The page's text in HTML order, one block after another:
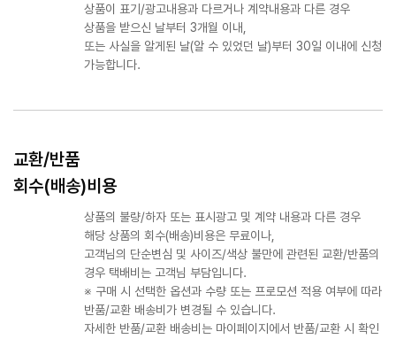
상품이 표기/광고내용과 다르거나 계약내용과 다른 경우
상품을 받으신 날부터 3개월 이내,
또는 사실을 알게된 날(알 수 있었던 날)부터 30일 이내에 신청
가능합니다.
교환/반품
회수(배송)비용
상품의 불량/하자 또는 표시광고 및 계약 내용과 다른 경우
해당 상품의 회수(배송)비용은 무료이나,
고객님의 단순변심 및 사이즈/색상 불만에 관련된 교환/반품의
경우 택배비는 고객님 부담입니다.
※ 구매 시 선택한 옵션과 수량 또는 프로모션 적용 여부에 따라
반품/교환 배송비가 변경될 수 있습니다.
자세한 반품/교환 배송비는 마이페이지에서 반품/교환 시 확인